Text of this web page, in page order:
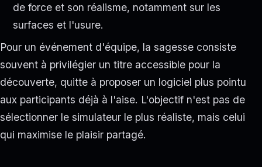
de force et son réalisme, notamment sur les
surfaces et l'usure.
Pour un événement d'équipe, la sagesse consiste
souvent à privilégier un titre accessible pour la
découverte, quitte à proposer un logiciel plus pointu
aux participants déjà à l'aise. L'objectif n'est pas de
sélectionner le simulateur le plus réaliste, mais celui
qui maximise le plaisir partagé.